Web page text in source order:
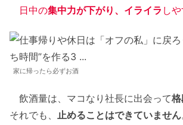
日中の集中力が下がり、イライラ し
家に帰ったら必ずお酒
飲酒量は、マコなり社長に出会って
それでも、 止めることはできていません